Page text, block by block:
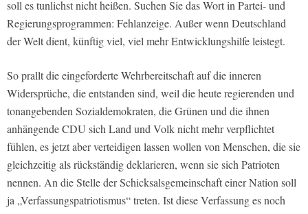
soll es tunlichst nicht heißen. Suchen Sie das Wort in Partei- und
Regierungsprogrammen: Fehlanzeige. Außer wenn Deutschland
der Welt dient, künftig viel, viel mehr Entwicklungshilfe leistegt.
So prallt die eingeforderte Wehrbereitschaft auf die inneren
Widersprüche, die entstanden sind, weil die heute regierenden und
tonangebenden Sozialdemokraten, die Grünen und die ihnen
anhängende CDU sich Land und Volk nicht mehr verpflichtet
fühlen, es jetzt aber verteidigen lassen wollen von Menschen, die sie
gleichzeitig als rückständig deklarieren, wenn sie sich Patrioten
nennen. An die Stelle der Schicksalsgemeinschaft einer Nation soll
ja „Verfassungspatriotismus“ treten. Ist diese Verfassung es noch